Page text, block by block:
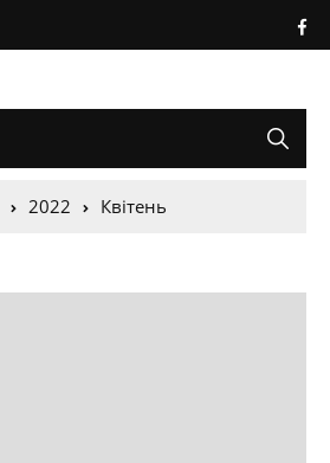
2022 Квітень